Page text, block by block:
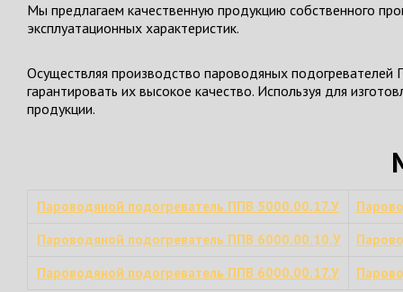
Мы предлагаем качественную продукцию собственного
эксплуатационных характеристик.
Осуществляя производство пароводяных
гарантировать их высокое качество. Используя для
продукции.
Пароводяной подогреватель ППВ 5000.00.17.У
Пароводяной подогреватель ППВ 6000.00.10.У
Пароводяной подогреватель ППВ 6000.00.17.У